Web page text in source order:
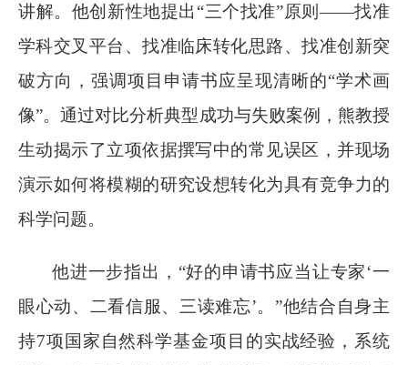
讲解。他创新性地提出 “三个找准”原则——找准
学科交叉平台、找准临床转化思路、找准创新突
破方向，强调项目申请书应呈现清晰的“学术画
像”。通过对比分析典型成功与失败案例，熊教授
生动揭示了立项依据撰写中的常见误区，并现场
演示如何将模糊的研究设想转化为具有竞争力的
科学问题。
他进一步指出， “好的申请书应当让专家‘一
眼心动、二看信服、三读难忘’。”他结合自身主
持7项国家自然科学基金项目的实战经验，系统